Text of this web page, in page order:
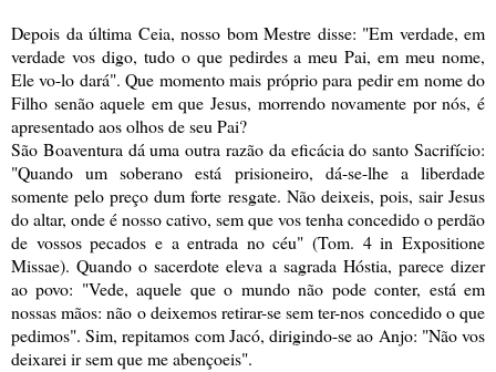
Depois da última Ceia, nosso bom Mestre disse: "Em verdade, em
verdade vos digo, tudo o que pedirdes a meu Pai, em meu nome,
Ele vo-lo dará". Que momento mais próprio para pedir em nome do
Filho senão aquele em que Jesus, morrendo novamente por nós, é
apresentado aos olhos de seu Pai?
São Boaventura dá uma outra razão da eficácia do santo Sacrifício:
"Quando um soberano está prisioneiro, dá-se-lhe a liberdade
somente pelo preço dum forte resgate. Não deixeis, pois, sair Jesus
do altar, onde é nosso cativo, sem que vos tenha concedido o perdão
de vossos pecados e a entrada no céu" (Tom. 4 in Expositione
Missae). Quando o sacerdote eleva a sagrada Hóstia, parece dizer
ao povo: "Vede, aquele que o mundo não pode conter, está em
nossas mãos: não o deixemos retirar-se sem ter-nos concedido o que
pedimos". Sim, repitamos com Jacó, dirigindo-se ao Anjo: "Não vos
deixarei ir sem que me abençoeis".